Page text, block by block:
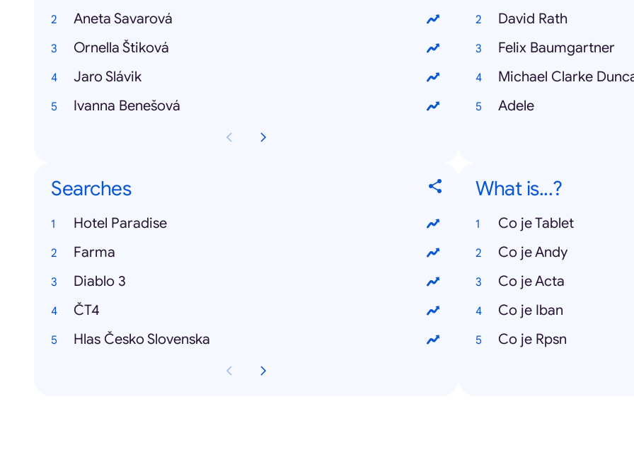
Aneta Savarová
Ornella Štiková
Jaro Slávik
Ivanna Benešová
David Rath
Felix Baumgartner
Michael Clarke
Adele
Searches
Hotel Paradise
Farma
Diablo 3
ČT4
Hlas Česko Slovenska
What is...?
Co je Tablet
Co je Andy
Co je Acta
Co je Iban
Co je Rpsn